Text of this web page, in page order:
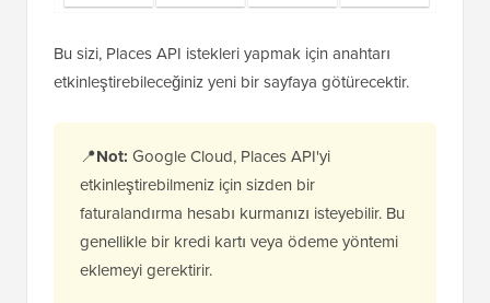
Bu sizi, Places API istekleri yapmak için anahtarı
etkinleştirebileceğiniz yeni bir sayfaya götürecektir.
📍Not: Google Cloud, Places API'yi
etkinleştirebilmeniz için sizden bir
faturalandırma hesabı kurmanızı isteyebilir. Bu
genellikle bir kredi kartı veya ödeme yöntemi
eklemeyi gerektirir.